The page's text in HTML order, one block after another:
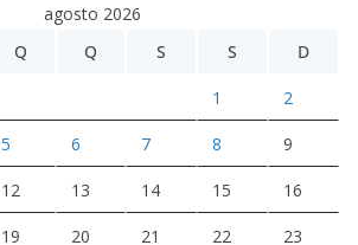
agosto 2026
Q Q S S D
1 2
5 6 7 8 9
12 13 14 15 16
19 20 21 22 23